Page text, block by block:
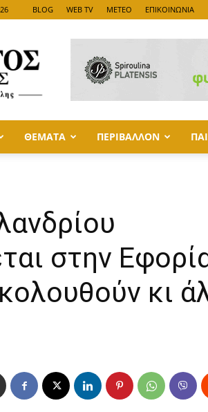
BLOG WEB TV METEO ΕΠΙΚΟΙΝΩΝΙΑ
ΘΕΜΑΤΑ ΠΕΡΙΒΑΛΛΟΝ
στην
κι